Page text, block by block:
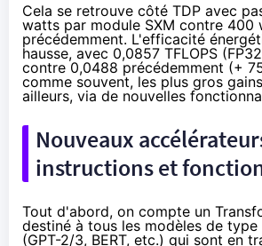
Cela se retrouve côté TDP avec
watts par module SXM contre 400
précédemment. L'efficacité
hausse, avec 0,0857 TFLOPS
contre 0,0488 précédemment (+
comme souvent, les plus gros
ailleurs, via de nouvelles
Nouveaux
instructions et
Tout d'abord, on compte un
destiné à tous les modèles de type
(GPT-2/3, BERT, etc.) qui sont en